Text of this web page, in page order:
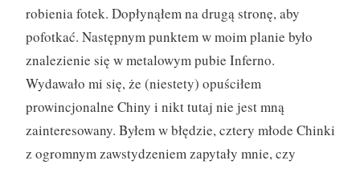
robienia fotek. Dopłynąłem na drugą stronę, aby
pofotkać. Następnym punktem w moim planie było
znalezienie się w metalowym pubie Inferno.
Wydawało mi się, że (niestety) opuściłem
prowincjonalne Chiny i nikt tutaj nie jest mną
zainteresowany. Byłem w błędzie, cztery młode Chinki
z ogromnym zawstydzeniem zapytały mnie, czy